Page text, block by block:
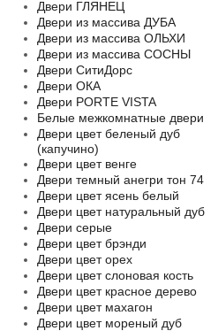
Двери ГЛЯНЕЦ
Двери из массива ДУБА
Двери из массива ОЛЬХИ
Двери из массива СОСНЫ
Двери СитиДорс
Двери ОКА
Двери PORTE VISTA
Белые межкомнатные двери
Двери цвет беленый дуб
(капучино)
Двери цвет венге
Двери темный анегри тон 74
Двери цвет ясень белый
Двери цвет натуральный дуб
Двери серые
Двери цвет брэнди
Двери цвет орех
Двери цвет слоновая кость
Двери цвет красное дерево
Двери цвет махагон
Двери цвет мореный дуб